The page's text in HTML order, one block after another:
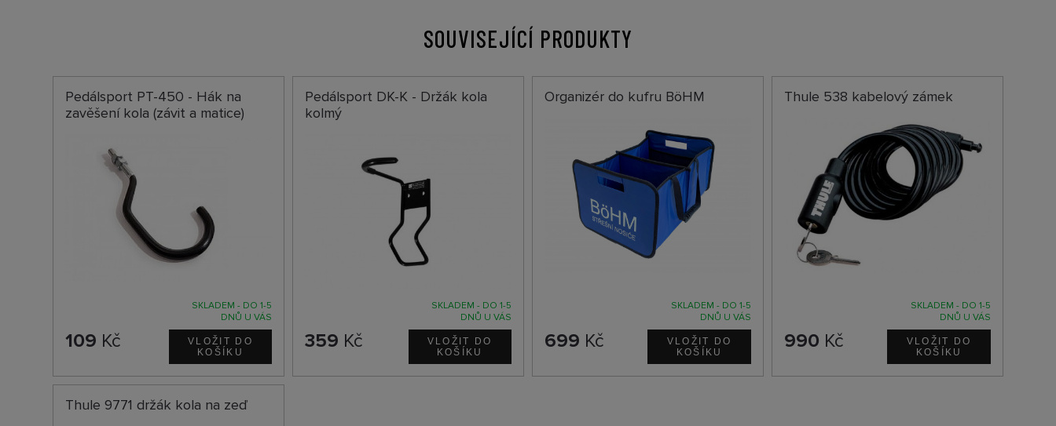
SOUVISEJÍCÍ PRODUKTY
Pedálsport PT-450 - Hák na
zavěšení kola (závit a matice)
SKLADEM - DO 1-5
DNŮ U VÁS
109 Kč
Pedálsport DK-K - Držák kola
kolmý
SKLADEM - DO 1-5
DNŮ U VÁS
359 Kč
Organizér do kufru BöHM
SKLADEM - DO 1-5
DNŮ U VÁS
699 Kč
Thule 538 kabelový zámek
SKLADEM - DO 1-5
DNŮ U VÁS
990 Kč
Thule 9771 držák kola na zeď